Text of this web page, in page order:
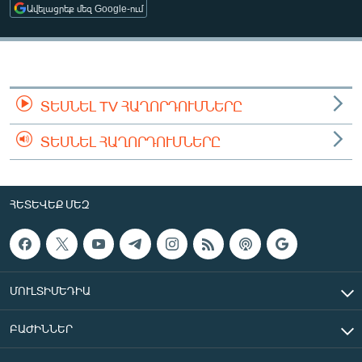
ՄԻՋԱԶԳԱՅԻՆ
ՄՇԱԿՈՒՅԹ
ՄԵԿՆԱԲԱՆՈՒԹՅՈՒՆ
ՏՏ ԵՒ ԻՆՏԵՐՆԵՏ
ԿՈՐՈՆԱՎԻՐՈՒՍ
ԱՐԽԻՎ
ԲԱՆԱՎԵՃ
ՁԳՏԵԼՈՎ ԼԱՎԱԳՈՒՅՆԻՆ
Հայերեն
Ավելացրեք մեզ Google-ում
ՏԵՍՆԵԼ TV ՀԱՂՈՐԴՈՒՄՆԵՐԸ
ՏԵՍՆԵԼ ՀԱՂՈՐԴՈՒՄՆԵՐԸ
ՀԵՏԵՎԵՔ ՄԵԶ
ՄՈՒԼՏԻՄԵԴԻԱ
ԲԱԺԻՆՆԵՐ